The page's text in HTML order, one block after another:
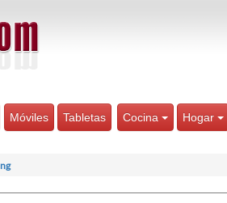
Móviles Tabletas Cocina Hogar